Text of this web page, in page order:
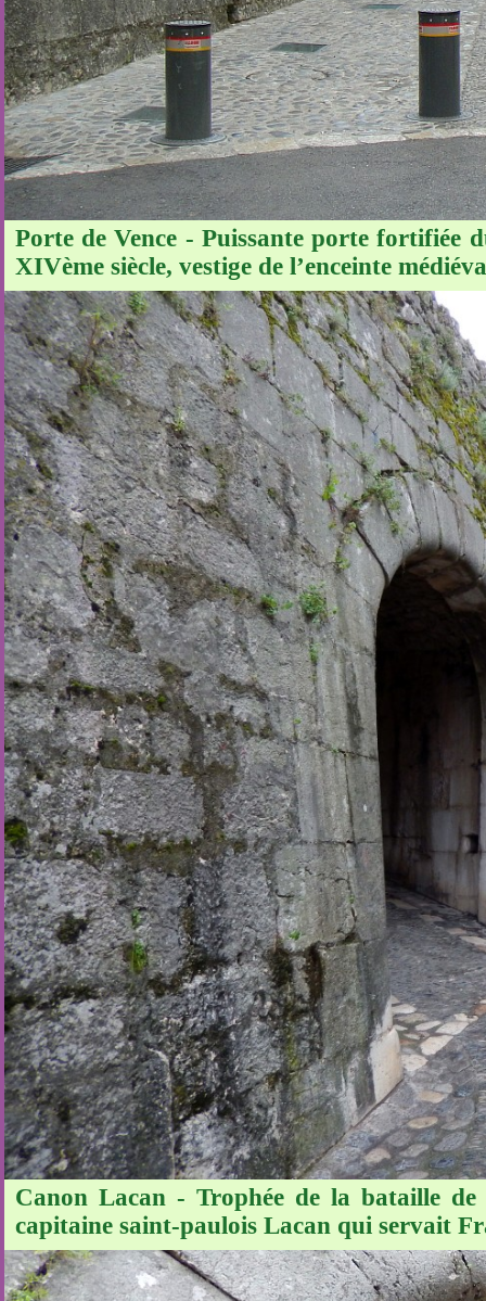
Porte de Vence - Puissante porte fortifiée
XIVème siècle, vestige de l’enceinte
Canon Lacan - Trophée de la bataille
capitaine saint-paulois Lacan qui servait